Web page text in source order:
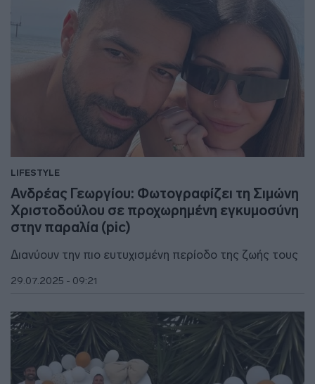
LIFESTYLE
Ανδρέας Γεωργίου: Φωτογραφίζει τη Σιμώνη
Χριστοδούλου σε προχωρημένη εγκυμοσύνη
στην παραλία (pic)
Διανύουν την πιο ευτυχισμένη περίοδο της ζωής τους
29.07.2025 - 09:21